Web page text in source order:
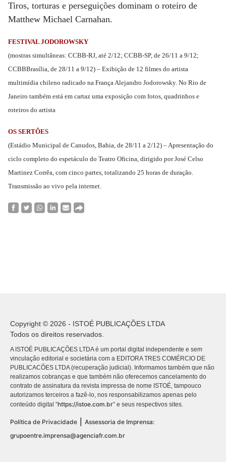
Tiros, torturas e perseguições dominam o roteiro de
Matthew Michael Carnahan.
FESTIVAL JODOROWSKY
(mostras simultâneas: CCBB-RJ, até 2/12; CCBB-SP, de 26/11 a 9/12;
CCBBBrasília, de 28/11 a 9/12) – Exibição de 12 filmes do artista
multimídia chileno radicado na França Alejandro Jodorowsky. No Rio de
Janeiro também está em cartaz uma exposição com fotos, quadrinhos e
roteiros do artista
OS SERTÕES
(Estádio Municipal de Canudos, Bahia, de 28/11 a 2/12) – Apresentação do
ciclo completo do espetáculo do Teatro Oficina, dirigido por José Celso
Martinez Corrêa, com cinco partes, totalizando 25 horas de duração.
Transmissão ao vivo pela internet.
Copyright © 2026 - ISTOÉ PUBLICAÇÕES LTDA
Todos os direitos reservados.
A ISTOÉ PUBLICAÇÕES LTDA é um portal digital independente e sem
vinculação editorial e societária com a EDITORA TRES COMÉRCIO DE
PUBLICACÕES LTDA (recuperação judicial). Informamos também que não
realizamos cobranças e que também não oferecemos cancelamento do
contrato de assinatura da revista impressa de nome ISTOÉ, tampouco
autorizamos terceiros a fazê-lo, nos responsabilizamos apenas pelo
conteúdo digital “https://istoe.com.br” e seus respectivos sites.
Política de Privacidade
Assessoria de Imprensa:
grupoentre.imprensa@agenciafr.com.br